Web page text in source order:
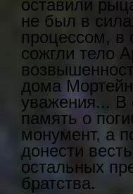
оставили
не был в
процессом, в
сожгли тело
дома
уважения... В
память о
монумент, а
донести
остальных
братства.